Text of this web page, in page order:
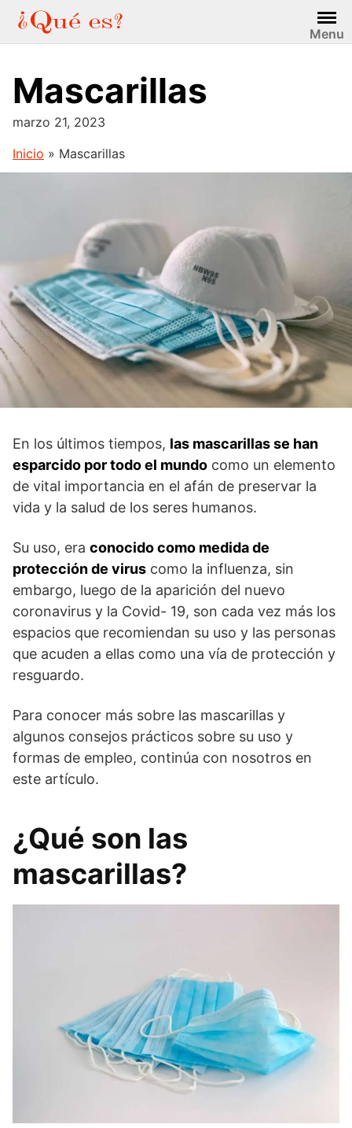
Saltar
contenido
Menu
Mascarillas
marzo 21, 2023
Inicio » Mascarillas
En los últimos tiempos, las mascarillas se han
esparcido por todo el mundo como un elemento
de vital importancia en el afán de preservar la
vida y la salud de los seres humanos.
Su uso, era conocido como medida de
protección de virus como la influenza, sin
embargo, luego de la aparición del nuevo
coronavirus y la Covid- 19, son cada vez más los
espacios que recomiendan su uso y las personas
que acuden a ellas como una vía de protección y
resguardo.
Para conocer más sobre las mascarillas y
algunos consejos prácticos sobre su uso y
formas de empleo, continúa con nosotros en
este artículo.
¿Qué son las
mascarillas?